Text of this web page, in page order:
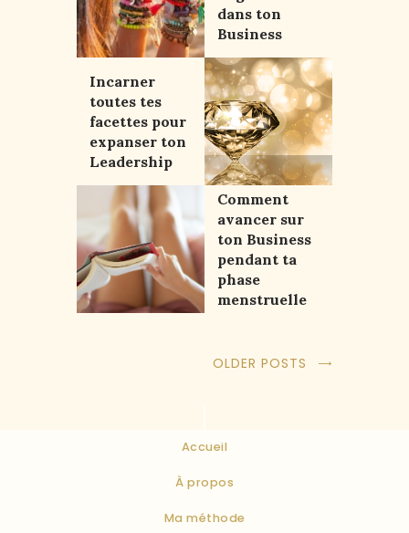
dans ton
Business
Incarner
toutes tes
facettes pour
expanser ton
Leadership
Comment
avancer sur
ton Business
pendant ta
phase
menstruelle
OLDER POSTS
Accueil
À propos
Ma méthode